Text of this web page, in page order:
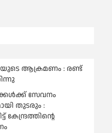
ആക്രമണം : രണ്ട്
സേവനം
തുടരും :